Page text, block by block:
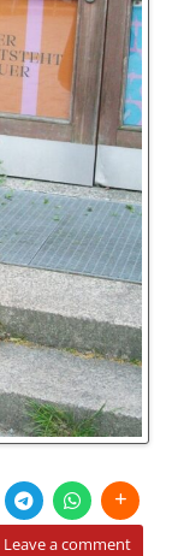
Leave a comment